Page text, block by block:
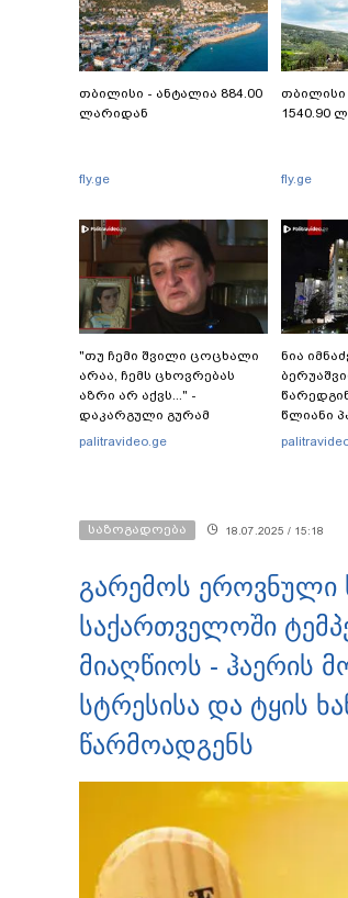
თბილისი - ანტალია 884.00
ლარიდან
fly.ge
1540.90
fly.ge
"თუ ჩემი შვილი ცოცხალი
არაა, ჩემს ცხოვრებას
აზრი არ აქვს..." -
დაკარგული გურამ
დადიანიძის დედის
palitravideo.ge
ნია
წლიანი
საზოგადოება 18.07.2025 / 15:18
გარემოს ეროვნული
საქართველოში
მიაღწიოს - ჰაერის
სტრესისა და ტყის
წარმოადგენს